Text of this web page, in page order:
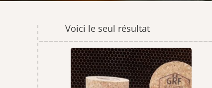
Voici le seul résultat